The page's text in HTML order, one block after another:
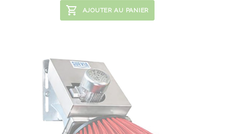
AJOUTER AU PANIER